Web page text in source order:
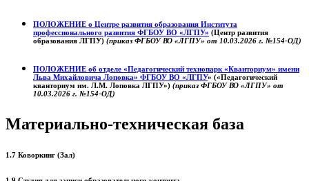
ПОЛОЖЕНИЕ о Центре развития образования Института
профессионального развития ФГБОУ ВО «ЛГПУ» (Центр развития
образования ЛГПУ) (приказ ФГБОУ ВО «ЛГПУ» от 10.03.2026 г. №154-ОД)
ПОЛОЖЕНИЕ об отделе «Педагогический технопарк «Кванториум» имени
Льва Михайловича Лоповка» ФГБОУ ВО «ЛГПУ» («Педагогический
кванториум им. Л.М. Лоповка ЛГПУ») (приказ ФГБОУ ВО «ЛГПУ» от
10.03.2026 г. №154-ОД)
Материально-техническая база
1.7 Коворкинг (Зал)